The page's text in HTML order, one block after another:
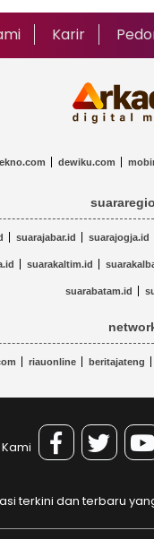
Karir
dewiku.com
suarajabar.id suarajogja.id
suarakaltim.id
suarabatam.id
riauonline beritajateng
terkini dan terbaru